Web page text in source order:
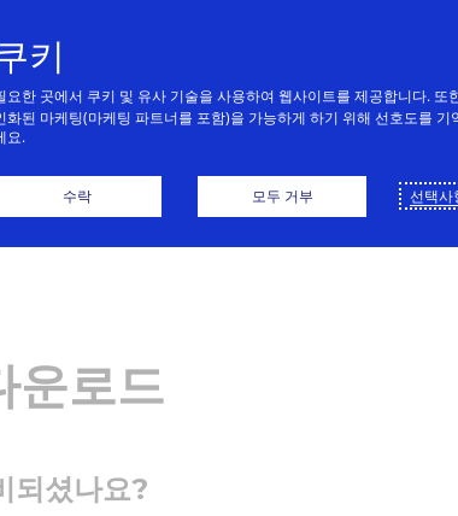
운로드
되셨나요?
키
요한 곳에서 쿠키 및 유사 기술을 사용하여 웹사이트를 제공합니다.
화된 마케팅(마케팅 파트너를 포함)을 가능하게 하기 위해 선호도를
요.
수락 모두 거부 선택사